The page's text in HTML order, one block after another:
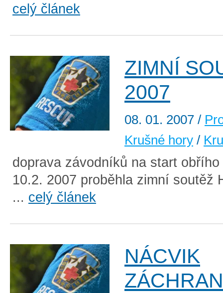
celý článek
ZIMNÍ
2007
08. 01. 2007 /
Krušné hory /
doprava závodníků na start
10.2. 2007 proběhla zimní soutěž
... celý článek
NÁCVIK